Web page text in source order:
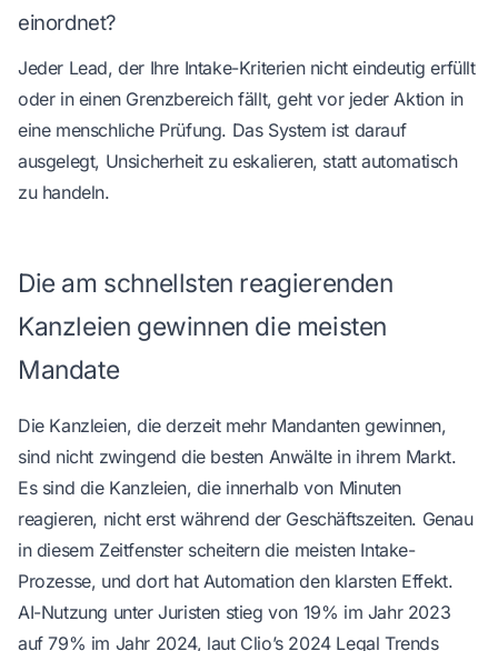
einordnet?
Jeder Lead, der Ihre Intake-Kriterien nicht eindeutig erfüllt
oder in einen Grenzbereich fällt, geht vor jeder Aktion in
eine menschliche Prüfung. Das System ist darauf
ausgelegt, Unsicherheit zu eskalieren, statt automatisch
zu handeln.
Die am schnellsten reagierenden
Kanzleien gewinnen die meisten
Mandate
Die Kanzleien, die derzeit mehr Mandanten gewinnen,
sind nicht zwingend die besten Anwälte in ihrem Markt.
Es sind die Kanzleien, die innerhalb von Minuten
reagieren, nicht erst während der Geschäftszeiten. Genau
in diesem Zeitfenster scheitern die meisten Intake-
Prozesse, und dort hat Automation den klarsten Effekt.
AI-Nutzung unter Juristen stieg von 19% im Jahr 2023
auf 79% im Jahr 2024, laut Clio’s 2024 Legal Trends